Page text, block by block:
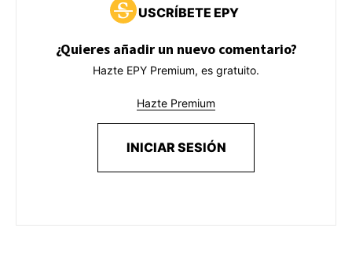
USCRÍBETE EPY
¿Quieres añadir un nuevo comentario?
Hazte EPY Premium, es gratuito.
Hazte Premium
INICIAR SESIÓN